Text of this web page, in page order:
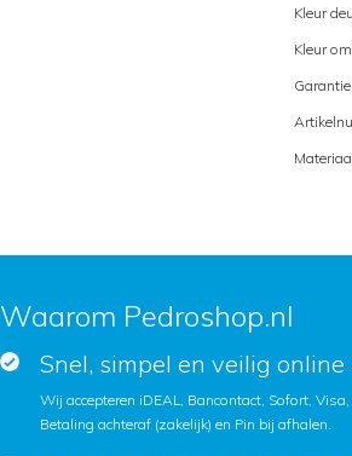
Kleur
Kleur
Garantie:
Waarom Pedroshop.nl
Snel, simpel en veilig online
Wij accepteren iDEAL, Bancontact, Sofort,
Betaling achteraf (zakelijk) en Pin bij afhalen.